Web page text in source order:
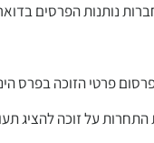
נותנות הפרסים
פרטי הזוכה בפרס
על זוכה להציג